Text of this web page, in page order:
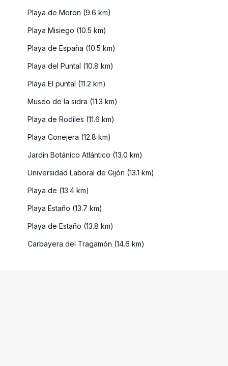
Playa de Meron (9.6 km)
Playa Misiego (10.5 km)
Playa de España (10.5 km)
Playa del Puntal (10.8 km)
Playa El puntal (11.2 km)
Museo de la sidra (11.3 km)
Playa de Rodiles (11.6 km)
Playa Conejera (12.8 km)
Jardín Botánico Atlántico (13.0 km)
Universidad Laboral de Gijón (13.1 km)
Playa de (13.4 km)
Playa Estaño (13.7 km)
Playa de Estaño (13.8 km)
Carbayera del Tragamón (14.6 km)